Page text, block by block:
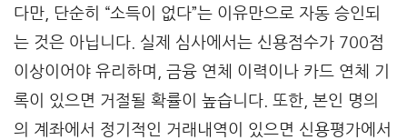
다만, 단순히 “소득이 없다”는 이유만으로 자동 승인되
는 것은 아닙니다. 실제 심사에서는 신용점수가 700점
이상이어야 유리하며, 금융 연체 이력이나 카드 연체 기
록이 있으면 거절될 확률이 높습니다. 또한, 본인 명의
의 계좌에서 정기적인 거래내역이 있으면 신용평가에서